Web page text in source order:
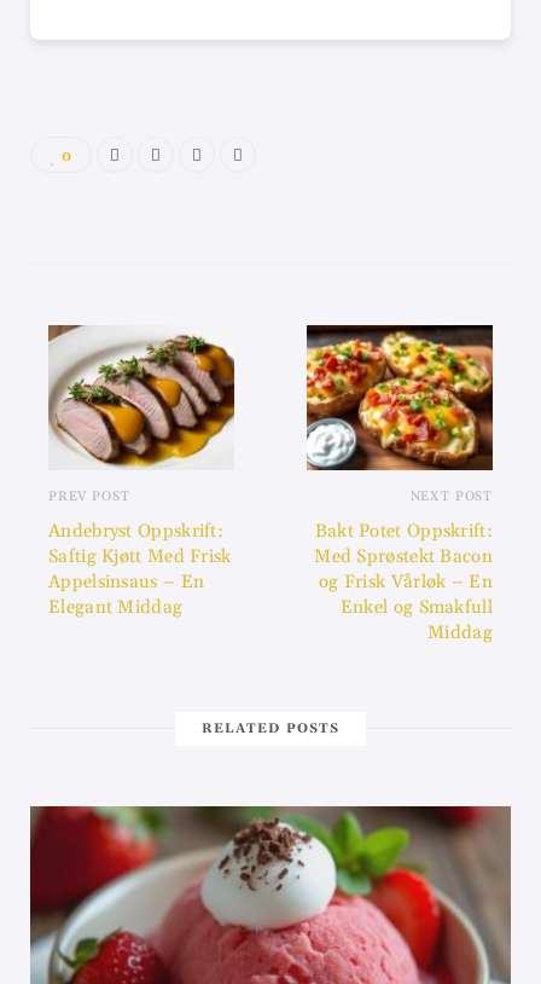
0
PREV POST
Andebryst Oppskrift:
Saftig Kjøtt Med Frisk
Appelsinsaus – En
Elegant Middag
NEXT POST
Bakt Potet Oppskrift:
Med Sprøstekt Bacon
og Frisk Vårløk – En
Enkel og Smakfull
Middag
RELATED POSTS